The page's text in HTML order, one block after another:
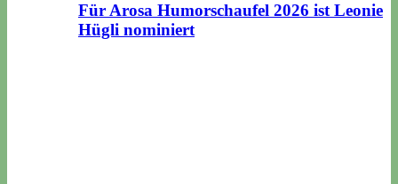
Für Arosa Humorschaufel 2026 ist Leonie
Hügli nominiert